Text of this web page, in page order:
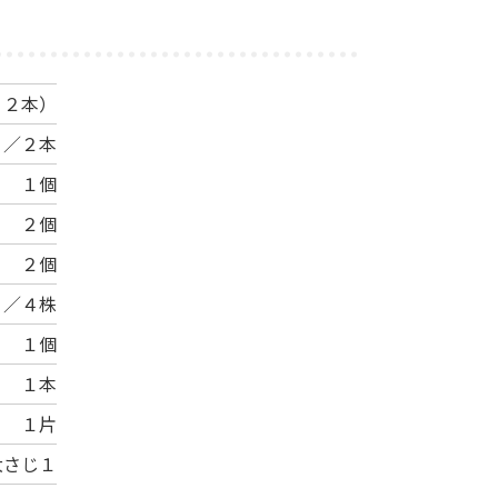
本）
２本
１個
２個
２個
４株
１個
１本
１片
じ１